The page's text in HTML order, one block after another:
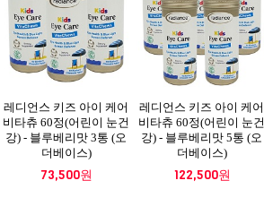
레디언스 키즈 아이 케어
비타츄 60정(어린이 눈건
강) - 블루베리맛 3통 (오
더베이스)
73,500원
레디언스 키즈 아이 케어
비타츄 60정(어린이 눈건
강) - 블루베리맛 5통 (오
더베이스)
122,500원